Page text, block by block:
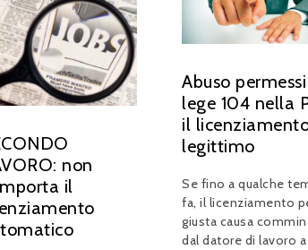
Abuso
lege 104 nella
il
legittimo
Se fino a qualche
fa, il licenziamento
giusta causa
dal datore di lavoro a
non
il